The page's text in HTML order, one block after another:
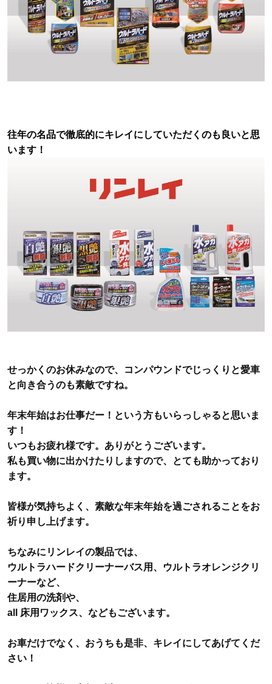
往年の名品で徹底的にキレイにしていただくのも良いと思
います！
せっかくのお休みなので、コンパウンドでじっくりと愛車
と向き合うのも素敵ですね。
年末年始はお仕事だー！という方もいらっしゃると思いま
す！
いつもお疲れ様です。ありがとうございます。
私も買い物に出かけたりしますので、とても助かっており
ます。
皆様が気持ちよく、素敵な年末年始を過ごされることをお
祈り申し上げます。
ちなみにリンレイの製品では、
ウルトラハードクリーナーバス用、ウルトラオレンジクリ
ーナーなど、
住居用の洗剤や、
all
床用ワックス、などもございます。
お車だけでなく、おうちも是非、キレイにしてあげてくだ
さい！